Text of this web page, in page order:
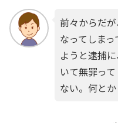
前々からだが
なってしま
ようと逮捕
いて無罪っ
ない。何とか